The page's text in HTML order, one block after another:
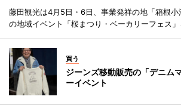
藤田観光は4月5日・6日、事業発祥の地「箱根
の地域イベント「桜まつり・ベーカリーフェス」
買う
ジーンズ移動販売の「デニム
ーイベント